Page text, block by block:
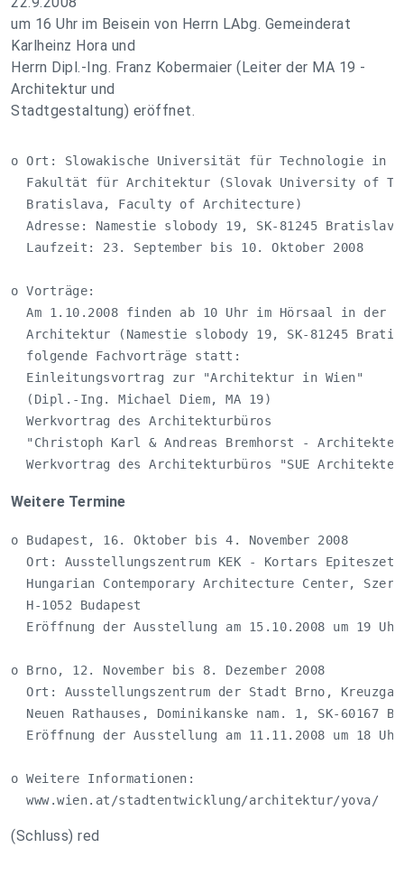
um 16 Uhr im Beisein von Herrn LAbg. Gemeinderat
Karlheinz Hora und
Herrn Dipl.-Ing. Franz Kobermaier (Leiter der MA 19 -
Architektur und
Stadtgestaltung) eröffnet.
o Ort: Slowakische Universität für Technologie
Fakultät für Architektur (Slovak University of
Bratislava, Faculty of
Adresse: Namestie slobody 19, SK-81245
Laufzeit: 23. September bis 10.
o
Am 1.10.2008 finden ab 10 Uhr im Hörsaal in der
Architektur (Namestie slobody 19, SK-81245
folgende Fachvorträge
Einleitungsvortrag zur "Architektur
(Dipl.-Ing. Michael Diem,
Werkvortrag des
"Christoph Karl & Andreas Bremhorst -
Werkvortrag des Architekturbüros "SUE
Weitere Termine
o Budapest, 16. Oktober bis 4.
Ort: Ausstellungszentrum KEK - Kortars
Hungarian Contemporary Architecture Center,
H-1052
Eröffnung der Ausstellung am 15.10.2008
o Brno, 12. November bis 8.
Ort: Ausstellungszentrum der Stadt Brno,
Neuen Rathauses, Dominikanske nam. 1, SK-
Eröffnung der Ausstellung am 11.11.2008
o Weitere
  www.wien.at/stadtentwicklung/architektur/yova/
(Schluss) red